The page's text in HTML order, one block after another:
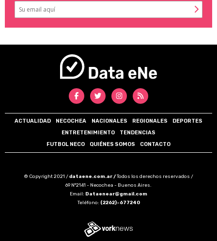
ACTUALIDAD NECOCHEA NACIONALES REGIONALES
DEPORTES
ENTRETENIMIENTO
TENDENCIAS
FUTBOL NECO
QUIÉNES SOMOS CONTACTO
© Copyright 2021 /dataene.com.ar /Todos los derechos reservados /
69 N°2141 - Necochea - Buenos Aires.
Email: Dataenear@gmail.com
Teléfono: (2262)-677240